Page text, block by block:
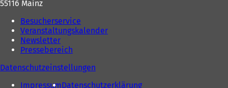
55116 Mainz
Besucherservice
Veranstaltungskalender
Newsletter
Pressebereich
Datenschutzeinstellungen
ImpressumDatenschutzerklärung